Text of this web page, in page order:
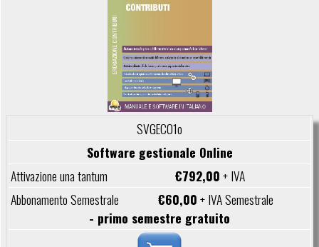
SVGEC01o
Software gestionale Online
€792,00+ IVA
€60,00+ IVA Semestrale
- primo semestre gratuito